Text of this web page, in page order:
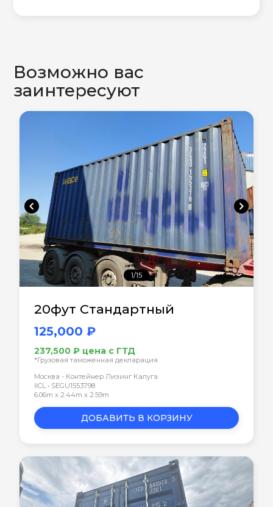
Возможно вас
заинтересуют
chevron_left chevron_right
1/15
20фут Стандартный
125,000 ₽
237,500 ₽ цена с ГТД
*Грузовая таможенная декларация
Москва - Контейнер Лизинг Калуга
IICL • SEGU1553798
6.06m x 2.44m x 2.59m
ДОБАВИТЬ В КОРЗИНУ